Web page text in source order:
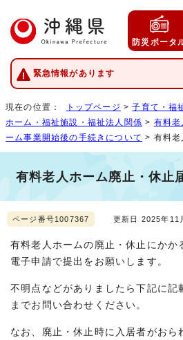
防災ポータ
緊急情報があります
現在の位置： トップページ >子育て・福
ホーム・福祉施設・福祉法人関係 > 有料老
ーム事業開始後の手続きについて > 有料老
有料老人ホーム廃止・休止
ページ番号1007367 更新日 2025年11
有料老人ホームの廃止・休止にかか
電子申請で提出をお願いします。
不明点などがありましたら下記に記
までお問い合わせください。
なお、廃止・休止時に入居者がおら